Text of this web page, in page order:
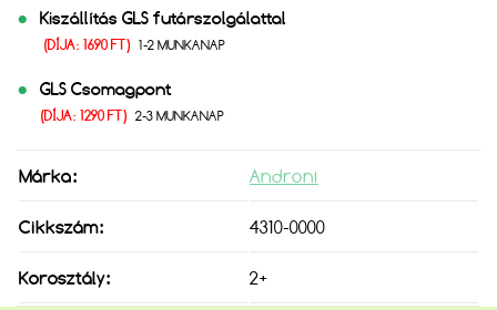
Kiszállítás GLS futárszolgálattal
(DÍJA: 1690 FT) 1-2 MUNKANAP
GLS Csomagpont
(DÍJA: 1290 FT) 2-3 MUNKANAP
Márka: Androni
Cikkszám: 4310-0000
Korosztály: 2+